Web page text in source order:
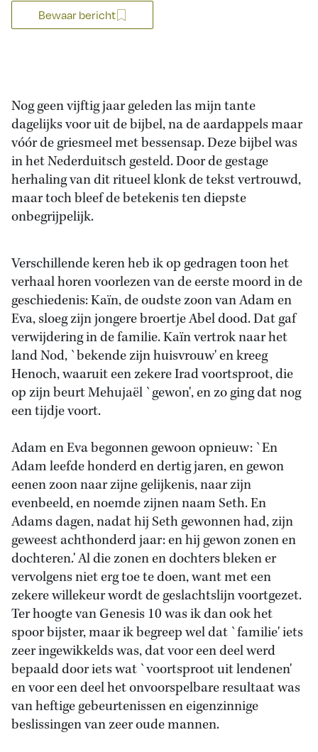
Bewaar bericht
Nog geen vijftig jaar geleden las mijn tante
dagelijks voor uit de bijbel, na de aardappels maar
vóór de griesmeel met bessensap. Deze bijbel was
in het Nederduitsch gesteld. Door de gestage
herhaling van dit ritueel klonk de tekst vertrouwd,
maar toch bleef de betekenis ten diepste
onbegrijpelijk.
Verschillende keren heb ik op gedragen toon het
verhaal horen voorlezen van de eerste moord in de
geschiedenis: Kaïn, de oudste zoon van Adam en
Eva, sloeg zijn jongere broertje Abel dood. Dat gaf
verwijdering in de familie. Kaïn vertrok naar het
land Nod, `bekende zijn huisvrouw' en kreeg
Henoch, waaruit een zekere Irad voortsproot, die
op zijn beurt Mehujaël `gewon', en zo ging dat nog
een tijdje voort.
Adam en Eva begonnen gewoon opnieuw: `En
Adam leefde honderd en dertig jaren, en gewon
eenen zoon naar zijne gelijkenis, naar zijn
evenbeeld, en noemde zijnen naam Seth. En
Adams dagen, nadat hij Seth gewonnen had, zijn
geweest achthonderd jaar: en hij gewon zonen en
dochteren.' Al die zonen en dochters bleken er
vervolgens niet erg toe te doen, want met een
zekere willekeur wordt de geslachtslijn voortgezet.
Ter hoogte van Genesis 10 was ik dan ook het
spoor bijster, maar ik begreep wel dat `familie' iets
zeer ingewikkelds was, dat voor een deel werd
bepaald door iets wat `voortsproot uit lendenen'
en voor een deel het onvoorspelbare resultaat was
van heftige gebeurtenissen en eigenzinnige
beslissingen van zeer oude mannen.